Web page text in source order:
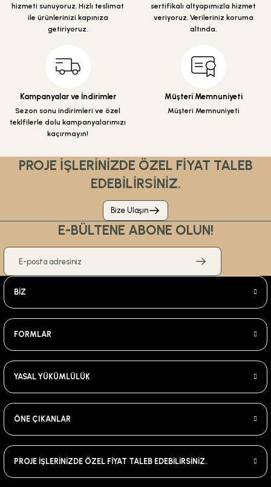
Bu ürüne benzer farklı alternatifler olmalı.
hizmeti sunuyoruz. Hızlı teslimat
ile ürünlerinizi kapınıza
getiriyoruz.
sertifikalı altyapımızla hizmet
veriyoruz. Verileriniz koruma
altında.
Kampanyalar ve İndirimler
Sezon sonu indirimleri ve özel
teklfilerle dolu kampanyalarımızı
kaçırmayın!
Müşteri Memnuniyeti
Müşteri Memnuniyeti
PROJE İŞLERİNİZDE ÖZEL FİYAT TALEB
EDEBİLİRSİNİZ.
Bize Ulaşın
E-BÜLTENE ABONE OLUN!
BİZ
FORMLAR
YASAL YÜKÜMLÜLÜK
ÖNE ÇIKANLAR
PROJE İŞLERİNİZDE ÖZEL FİYAT TALEB EDEBİLİRSİNİZ.